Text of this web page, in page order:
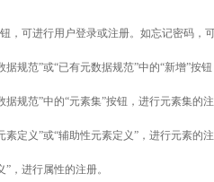
，可进行用户登录或注册。如忘记密码，
规范”或“已有元数据规范”中的“新增”按
规范”中的“元素集”按钮，进行元素集的注
定义”或“辅助性元素定义”，进行元素的注
，进行属性的注册。